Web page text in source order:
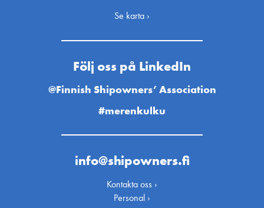
Se karta ›
Följ oss på LinkedIn
@Finnish Shipowners’ Association
#merenkulku
info@shipowners.fi
Kontakta oss ›
Personal ›